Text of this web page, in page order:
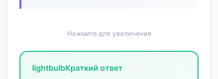
Нажмите для увеличения
lightbulbКраткий ответ